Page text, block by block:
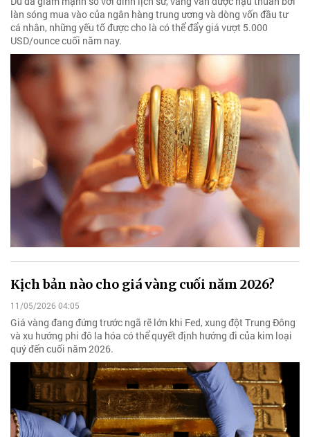
làn sóng mua vào của ngân hàng trung ương và dòng vốn đầu tư
cá nhân, những yếu tố được cho là có thể đẩy giá vượt 5.000
USD/ounce cuối năm nay.
Kịch bản nào cho giá vàng cuối năm 2026?
11/05/2026 04:05
Giá vàng đang đứng trước ngã rẽ lớn khi Fed, xung đột Trung Đông
và xu hướng phi đô la hóa có thể quyết định hướng đi của kim loại
quý đến cuối năm 2026.